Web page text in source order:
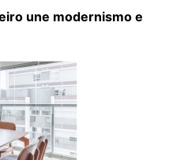
une modernismo e